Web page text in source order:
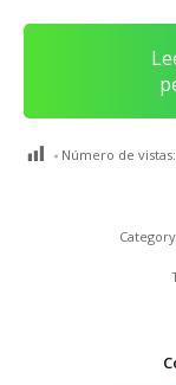
Número de vistas: